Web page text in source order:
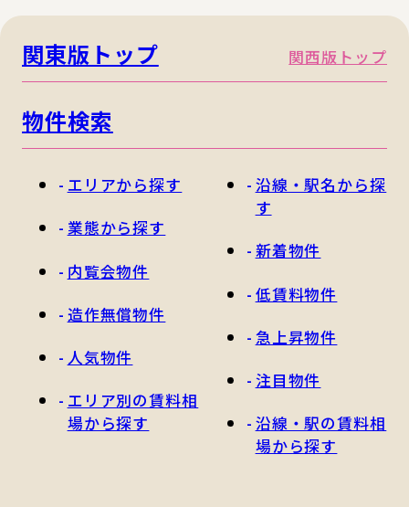
関東版トップ 関西版トップ
物件検索
エリアから探す
業態から探す
内覧会物件
造作無償物件
人気物件
エリア別の賃料相
場から探す
沿線・駅名から探
す
新着物件
低賃料物件
急上昇物件
注目物件
沿線・駅の賃料相
場から探す